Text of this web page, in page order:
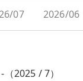
07 2026/06
（2025 / 7）